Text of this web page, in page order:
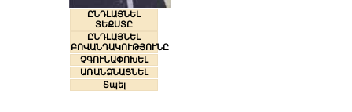
ԸՆԴԼԱՅՆԵԼ
ՏԵՔՍՏԸ
ԸՆԴԼԱՅՆԵԼ
ԲՈՎԱՆԴԱԿՈՒԹՅՈՒՆԸ
ՉԳՈՒՆԱՓՈԽԵԼ
ԱՌԱՆՁՆԱՑՆԵԼ
Տպել